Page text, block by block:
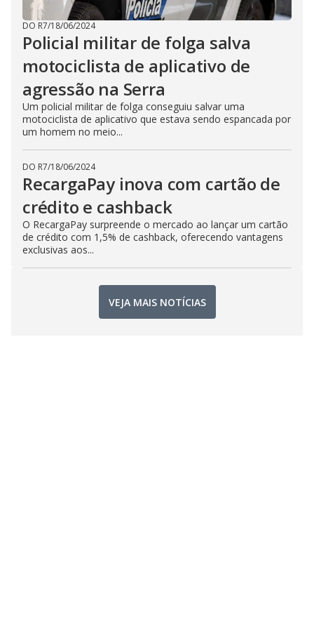
DO R7/18/06/2024
Policial militar de folga salva
motociclista de aplicativo de
agressão na Serra
Um policial militar de folga conseguiu salvar uma
motociclista de aplicativo que estava sendo espancada por
um homem no meio...
DO R7/18/06/2024
RecargaPay inova com cartão de
crédito e cashback
O RecargaPay surpreende o mercado ao lançar um cartão
de crédito com 1,5% de cashback, oferecendo vantagens
exclusivas aos...
VEJA MAIS NOTÍCIAS